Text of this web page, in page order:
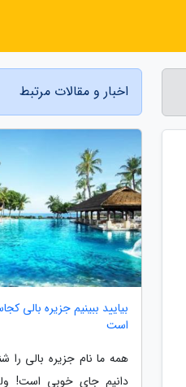
اخبار و مقالات مرتبط
بیایید ببینیم جزیره بالی
است
همه ما نام جزیره بالی را
دانیم جای خوبی است!